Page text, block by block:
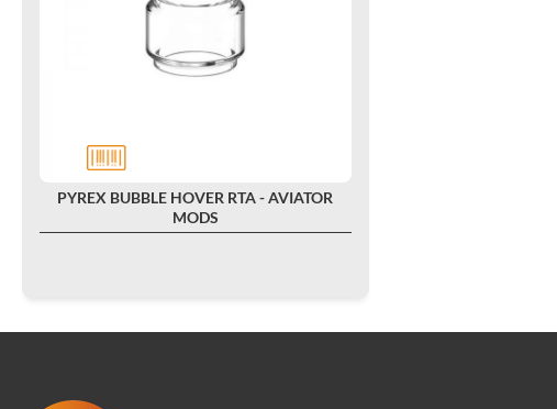
PYREX BUBBLE HOVER RTA - AVIATOR
MODS